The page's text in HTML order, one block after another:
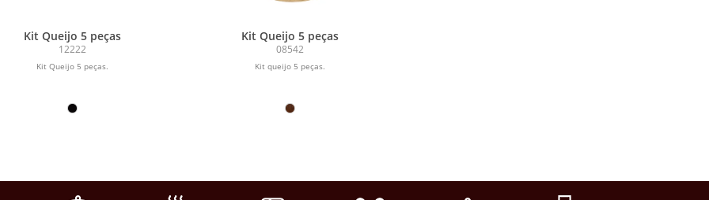
Kit Queijo 5 peças
12222
Kit Queijo 5 peças.
Kit Queijo 5 peças
08542
Kit queijo 5 peças.